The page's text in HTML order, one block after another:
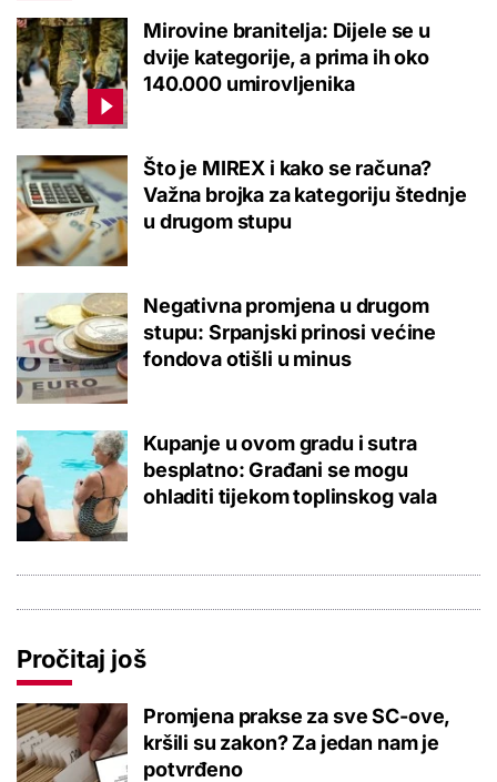
Mirovine branitelja: Dijele se u
dvije kategorije, a prima ih oko
140.000 umirovljenika
Što je MIREX i kako se računa?
Važna brojka za kategoriju štednje
u drugom stupu
Negativna promjena u drugom
stupu: Srpanjski prinosi većine
fondova otišli u minus
Kupanje u ovom gradu i sutra
besplatno: Građani se mogu
ohladiti tijekom toplinskog vala
Pročitaj još
Promjena prakse za sve SC-ove,
kršili su zakon? Za jedan nam je
potvrđeno